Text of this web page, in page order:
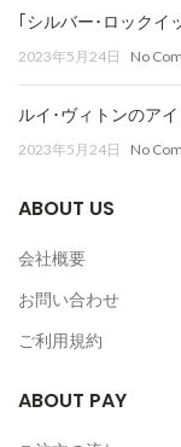
｢シルバー･ロックイ
2023年5月24日 No
ルイ･ヴィトンのア
2023年5月24日 No
ABOUT US
会社概要
お問い合わせ
ご利用規約
ABOUT PAY